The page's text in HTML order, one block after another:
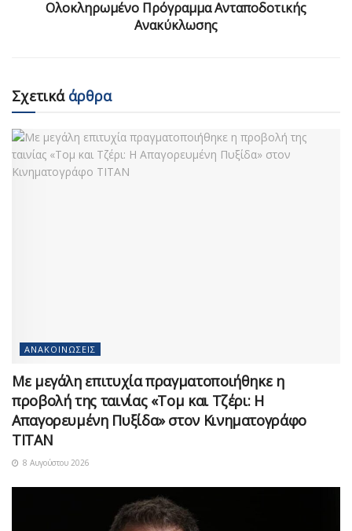
Ολοκληρωμένο Πρόγραμμα Ανταποδοτικής
Ανακύκλωσης
Σχετικάάρθρα
ΑΝΑΚΟΙΝΏΣΕΙΣ
Με μεγάλη επιτυχία πραγματοποιήθηκε η
προβολή της ταινίας «Τομ και Τζέρι: Η
Απαγορευμένη Πυξίδα» στον Κινηματογράφο
ΤΙΤΑΝ
8 Αυγούστου 2026